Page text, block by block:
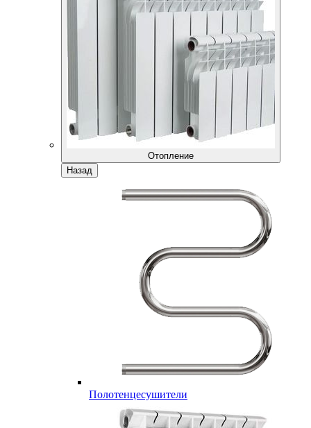
Отопление
Назад
Полотенцесушители